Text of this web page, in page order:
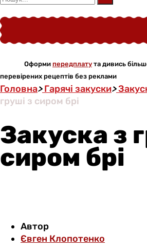
Оформи передплату та дивись
перевірених рецептів без реклами
Головна>Гарячі закуски>
груші з сиром брі
Закуска з
сиром брі
Автор
Євген Клопотенко